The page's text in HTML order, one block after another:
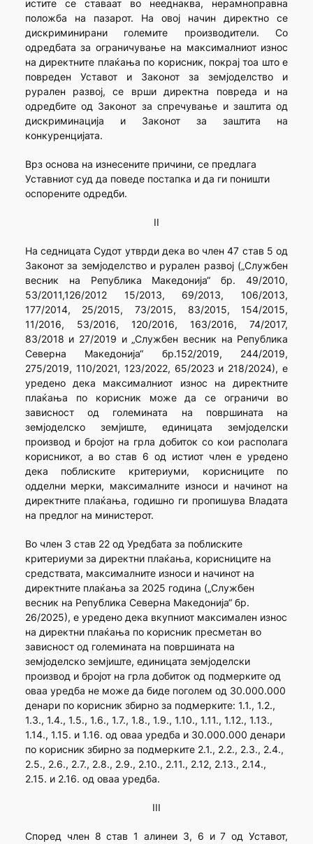
истите се ставаат во нееднаква, нерамноправна
положба на пазарот. На овој начин директно се
дискриминирани големите производители. Со
одредбата за ограничување на максималниот износ
на директните плаќања по корисник, покрај тоа што е
повреден Уставот и Законот за земјоделство и
рурален развој, се врши директна повреда и на
одредбите од Законот за спречување и заштита од
дискриминација и Законот за заштита на
конкуренцијата.
Врз основа на изнесените причини, се предлага
Уставниот суд да поведе постапка и да ги поништи
оспорените одредби.
II
На седницата Судот утврди дека во член 47 став 5 од
Законот за земјоделство и рурален развој („Службен
весник на Република Македонија“ бр. 49/2010,
53/2011,126/2012 15/2013, 69/2013, 106/2013,
177/2014, 25/2015, 73/2015, 83/2015, 154/2015,
11/2016, 53/2016, 120/2016, 163/2016, 74/2017,
83/2018 и 27/2019 и „Службен весник на Република
Северна Македонија“ бр.152/2019, 244/2019,
275/2019, 110/2021, 123/2022, 65/2023 и 218/2024), е
уредено дека максималниот износ на директните
плаќања по корисник може да се ограничи во
зависност од големината на површината на
земјоделско земјиште, единицата земјоделски
производ и бројот на грла добиток со кои располага
корисникот, а во став 6 од истиот член е уредено
дека поблиските критериуми, корисниците по
одделни мерки, максималните износи и начинот на
директните плаќања, годишно ги пропишува Владата
на предлог на министерот.
Во член 3 став 22 од Уредбата за поблиските
критериуми за директни плаќања, корисниците на
средствата, максималните износи и начинот на
директните плаќања за 2025 година („Службен
весник на Република Северна Македонија“ бр.
26/2025), е уредено дека вкупниот максимален износ
на директни плаќања по корисник пресметан во
зависност од големината на површината на
земјоделско земјиште, единицата земјоделски
производ и бројот на грла добиток од подмерките од
оваа уредба не може да биде поголем од 30.000.000
денари по корисник збирно за подмерките: 1.1., 1.2.,
1.3., 1.4., 1.5., 1.6., 1.7., 1.8., 1.9., 1.10., 1.11., 1.12., 1.13.,
1.14., 1.15. и 1.16. од оваа уредба и 30.000.000 денари
по корисник збирно за подмерките 2.1., 2.2., 2.3., 2.4.,
2.5., 2.6., 2.7., 2.8., 2.9., 2.10., 2.11., 2.12, 2.13., 2.14.,
2.15. и 2.16. од оваа уредба.
III
Според член 8 став 1 алинеи 3, 6 и 7 од Уставот,